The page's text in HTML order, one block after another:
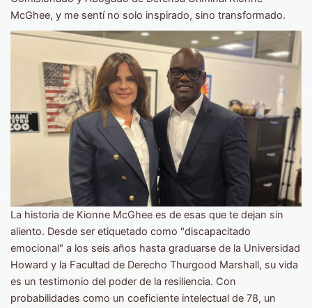
McGhee, y me sentí no solo inspirado, sino transformado.
La historia de Kionne McGhee es de esas que te dejan sin
aliento. Desde ser etiquetado como "discapacitado
emocional" a los seis años hasta graduarse de la Universidad
Howard y la Facultad de Derecho Thurgood Marshall, su vida
es un testimonio del poder de la resiliencia. Con
probabilidades como un coeficiente intelectual de 78, un